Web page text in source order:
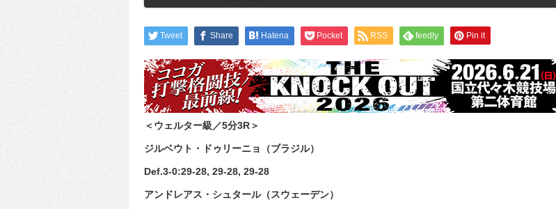
Tweet Share Hatena Pocket RSS feedly Pin it
＜ウェルター級／5分3R＞
ジルベウト・ドゥリーニョ（ブラジル）
Def.3-0:29-28, 29-28, 29-28
アンドレアス・シュタール（スウェーデン）